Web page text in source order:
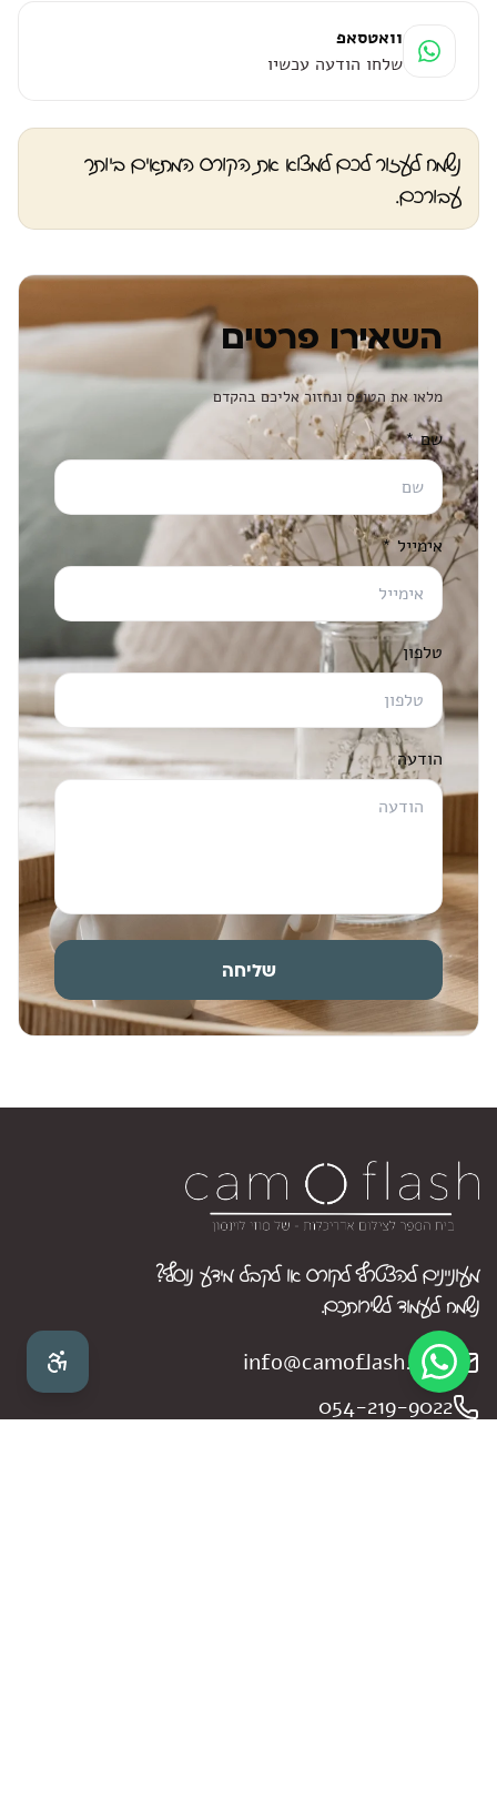
וואטסאפ
שלחו הודעה עכשיו
נשמח לעזור לכם למצוא את הקורס המתאים ביותר
עבורכם.
השאירו פרטים
מלאו את הטופס ונחזור אליכם בהקדם
שם*
אימייל*
טלפון
הודעה
שליחה
מעוניינים להצטרף לקורס או לקבל מידע נוסף?
נשמח לעמוד לשירותכם.
info@camoflash.co.il
054-219-9022